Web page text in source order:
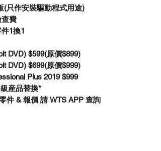
(只作安裝驅動程式用途)
費
1換1
DVD) $599(原價$899)
DVD) $699(原價$999)
Plus 2019 $999
産品替換*
件 & 報價 請 WTS APP 查詢